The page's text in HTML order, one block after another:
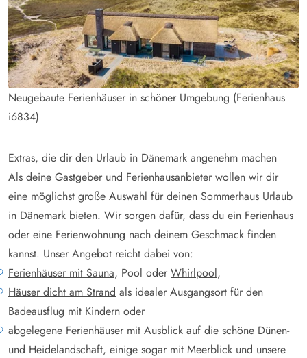
Neugebaute Ferienhäuser in schöner Umgebung (Ferienhaus
i6834)
Extras, die dir den Urlaub in Dänemark angenehm machen
Als deine Gastgeber und Ferienhausanbieter wollen wir dir
eine möglichst große Auswahl für deinen Sommerhaus Urlaub
in Dänemark bieten. Wir sorgen dafür, dass du ein Ferienhaus
oder eine Ferienwohnung nach deinem Geschmack finden
kannst. Unser Angebot reicht dabei von:
Ferienhäuser mit Sauna, Pool oder Whirlpool,
Häuser dicht am Strand als idealer Ausgangsort für den
Badeausflug mit Kindern oder
abgelegene Ferienhäuser mit Ausblick auf die schöne Dünen-
und Heidelandschaft, einige sogar mit Meerblick und unsere